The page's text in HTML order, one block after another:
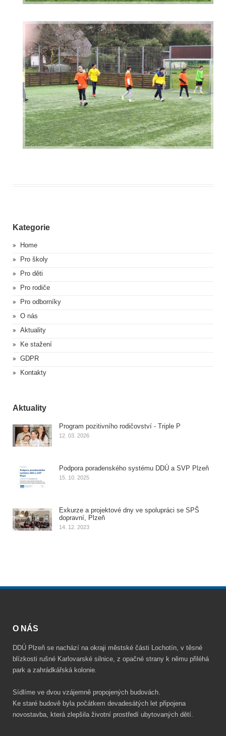
Kategorie
Home
Pro školy
Pro děti
Pro rodiče
Pro odborníky
O nás
Aktuality
Ke stažení
GDPR
Kontakty
Aktuality
Program pozitivního rodičovství - Triple P
12. 03. 2026
Podpora poradenského systému DDÚ a SVP Plzeň
15. 10. 2025
Exkurze a projektové dny ve spolupráci se SPŠ
dopravní, Plzeň
14. 12. 2023
O NÁS
DDÚ Plzeň se nachází na okraji městské části Lochotín, v těsné
blízkosti rušné Karlovarské silnice, z opačné strany k němu přiléhá
park a zahrádkářská kolonie.
Sídlíme ve dvou vzájemně propojených budovách.
Ke staré budově byla počátkem devadesátých let připojena
novostavba, která zlepšila životní prostředí ubytovaných dětí.